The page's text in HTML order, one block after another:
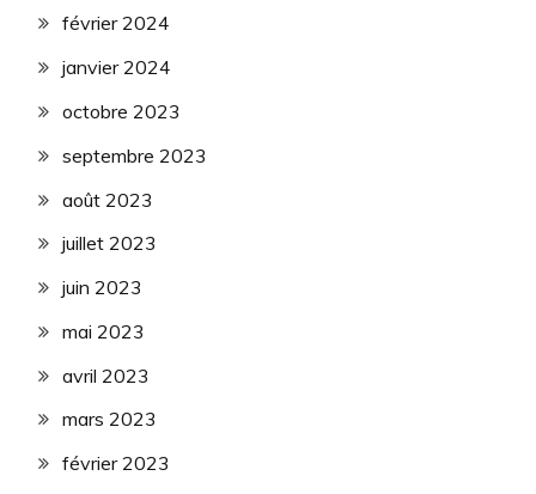
février 2024
janvier 2024
octobre 2023
septembre 2023
août 2023
juillet 2023
juin 2023
mai 2023
avril 2023
mars 2023
février 2023